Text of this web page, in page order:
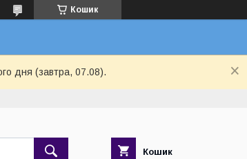
Кошик
дня (завтра, 07.08).
Кошик